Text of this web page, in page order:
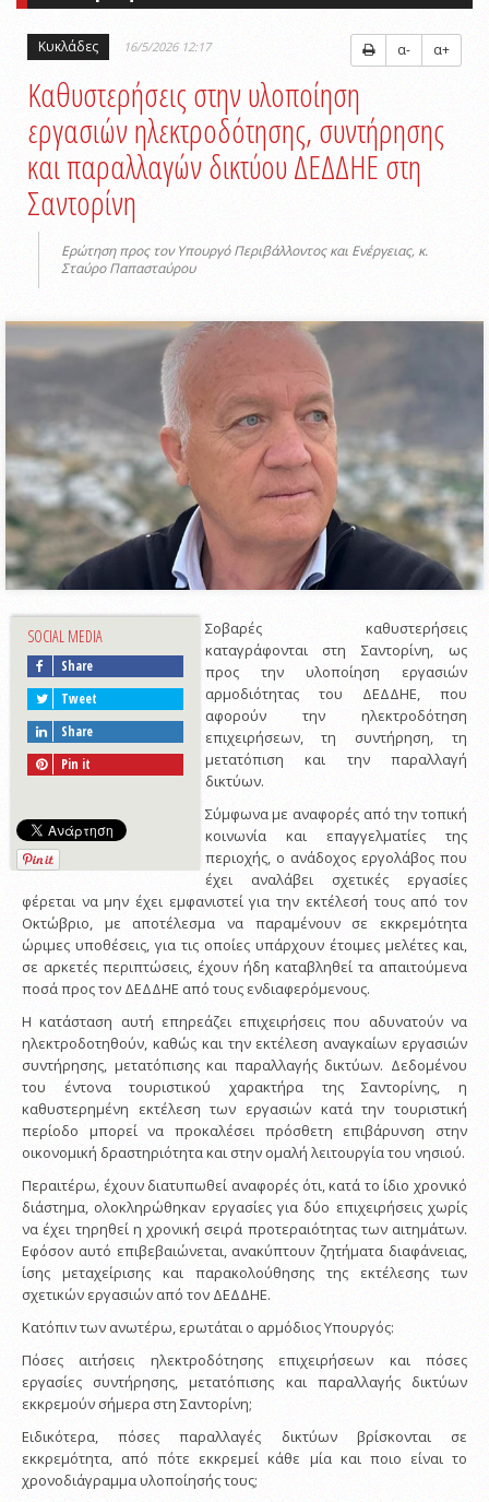
Κυκλάδες 16/5/2026 12:17 α- α+
Καθυστερήσεις στην υλοποίηση
εργασιών ηλεκτροδότησης, συντήρησης
και παραλλαγών δικτύου ΔΕΔΔΗΕ στη
Σαντορίνη
Ερώτηση προς τον Υπουργό Περιβάλλοντος και Ενέργειας, κ.
Σταύρο Παπασταύρου
SOCIAL MEDIA
Share
Tweet
Share
Pin it
Σοβαρές καθυστερήσεις
καταγράφονται στη Σαντορίνη, ως
προς την υλοποίηση εργασιών
αρμοδιότητας του ΔΕΔΔΗΕ, που
αφορούν την ηλεκτροδότηση
επιχειρήσεων, τη συντήρηση, τη
μετατόπιση και την παραλλαγή
δικτύων.
Σύμφωνα με αναφορές από την τοπική
κοινωνία και επαγγελματίες της
περιοχής, ο ανάδοχος εργολάβος που
έχει αναλάβει σχετικές εργασίες
φέρεται να μην έχει εμφανιστεί για την εκτέλεσή τους από τον
Οκτώβριο, με αποτέλεσμα να παραμένουν σε εκκρεμότητα
ώριμες υποθέσεις, για τις οποίες υπάρχουν έτοιμες μελέτες και,
σε αρκετές περιπτώσεις, έχουν ήδη καταβληθεί τα απαιτούμενα
ποσά προς τον ΔΕΔΔΗΕ από τους ενδιαφερόμενους.
Η κατάσταση αυτή επηρεάζει επιχειρήσεις που αδυνατούν να
ηλεκτροδοτηθούν, καθώς και την εκτέλεση αναγκαίων εργασιών
συντήρησης, μετατόπισης και παραλλαγής δικτύων. Δεδομένου
του έντονα τουριστικού χαρακτήρα της Σαντορίνης, η
καθυστερημένη εκτέλεση των εργασιών κατά την τουριστική
περίοδο μπορεί να προκαλέσει πρόσθετη επιβάρυνση στην
οικονομική δραστηριότητα και στην ομαλή λειτουργία του νησιού.
Περαιτέρω, έχουν διατυπωθεί αναφορές ότι, κατά το ίδιο χρονικό
διάστημα, ολοκληρώθηκαν εργασίες για δύο επιχειρήσεις χωρίς
να έχει τηρηθεί η χρονική σειρά προτεραιότητας των αιτημάτων.
Εφόσον αυτό επιβεβαιώνεται, ανακύπτουν ζητήματα διαφάνειας,
ίσης μεταχείρισης και παρακολούθησης της εκτέλεσης των
σχετικών εργασιών από τον ΔΕΔΔΗΕ.
Κατόπιν των ανωτέρω, ερωτάται ο αρμόδιος Υπουργός:
Πόσες αιτήσεις ηλεκτροδότησης επιχειρήσεων και πόσες
εργασίες συντήρησης, μετατόπισης και παραλλαγής δικτύων
εκκρεμούν σήμερα στη Σαντορίνη;
Ειδικότερα, πόσες παραλλαγές δικτύων βρίσκονται σε
εκκρεμότητα, από πότε εκκρεμεί κάθε μία και ποιο είναι το
χρονοδιάγραμμα υλοποίησής τους;